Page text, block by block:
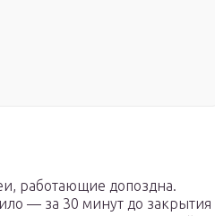
работающие допоздна.
— за 30 минут до закрытия